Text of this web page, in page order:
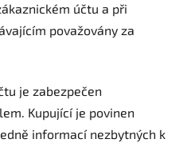
účtu a při
považovány za
je zabezpečen
Kupující je povinen
informací nezbytných k